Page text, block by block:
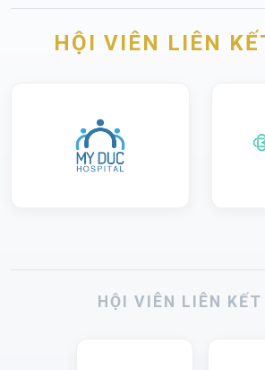
HỘI VIÊN LIÊN
HỘI VIÊN LIÊN KẾT